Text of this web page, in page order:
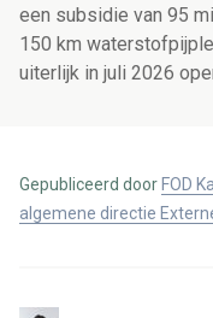
een subsidie van 95
150 km
uiterlijk in juli 2026
Gepubliceerd door FOD
algemene directie